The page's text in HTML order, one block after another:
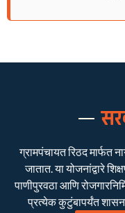
ग्रामपंचायत रिठद मार्फत
जातात. या योजनांद्वारे
पाणीपुरवठा आणि
प्रत्येक कुटुंबापर्यंत